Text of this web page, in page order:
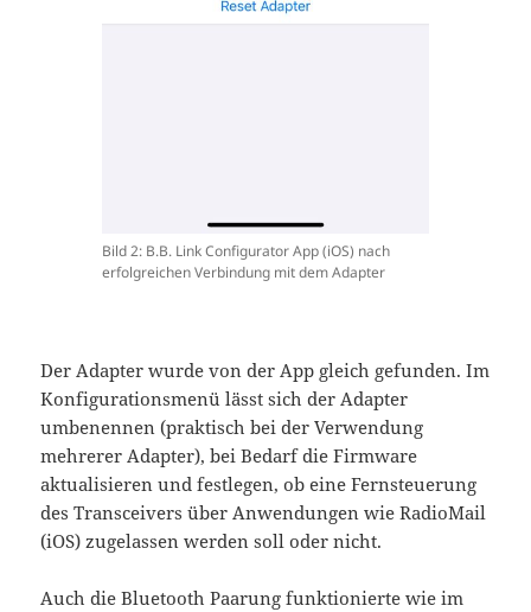
Bild 2: B.B. Link Configurator App (iOS) nach
erfolgreichen Verbindung mit dem Adapter
Der Adapter wurde von der App gleich gefunden. Im
Konfigurationsmenü lässt sich der Adapter
umbenennen (praktisch bei der Verwendung
mehrerer Adapter), bei Bedarf die Firmware
aktualisieren und festlegen, ob eine Fernsteuerung
des Transceivers über Anwendungen wie RadioMail
(iOS) zugelassen werden soll oder nicht.
Auch die Bluetooth Paarung funktionierte wie im